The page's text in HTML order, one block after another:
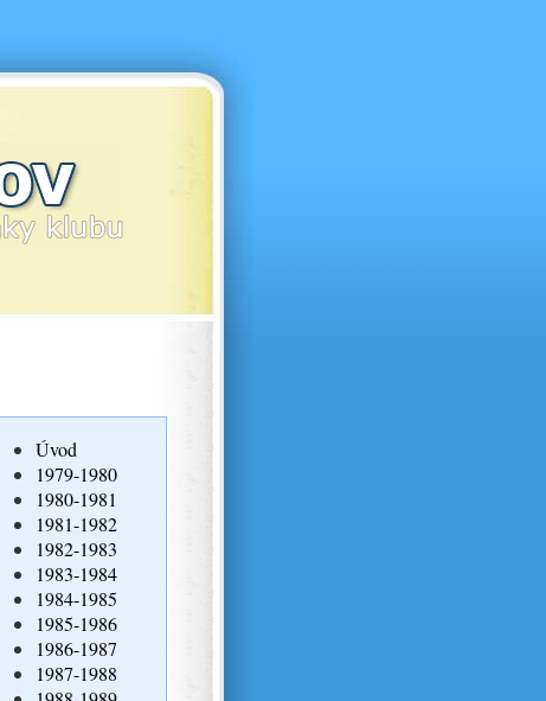
Úvod
1979-1980
1980-1981
1981-1982
1982-1983
1983-1984
1984-1985
1985-1986
1986-1987
1987-1988